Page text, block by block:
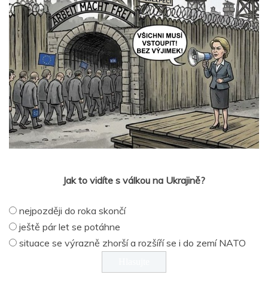
Jak to vidíte s válkou na Ukrajině?
nejpozději do roka skončí
ještě pár let se potáhne
situace se výrazně zhorší a rozšíří se i do zemí NATO